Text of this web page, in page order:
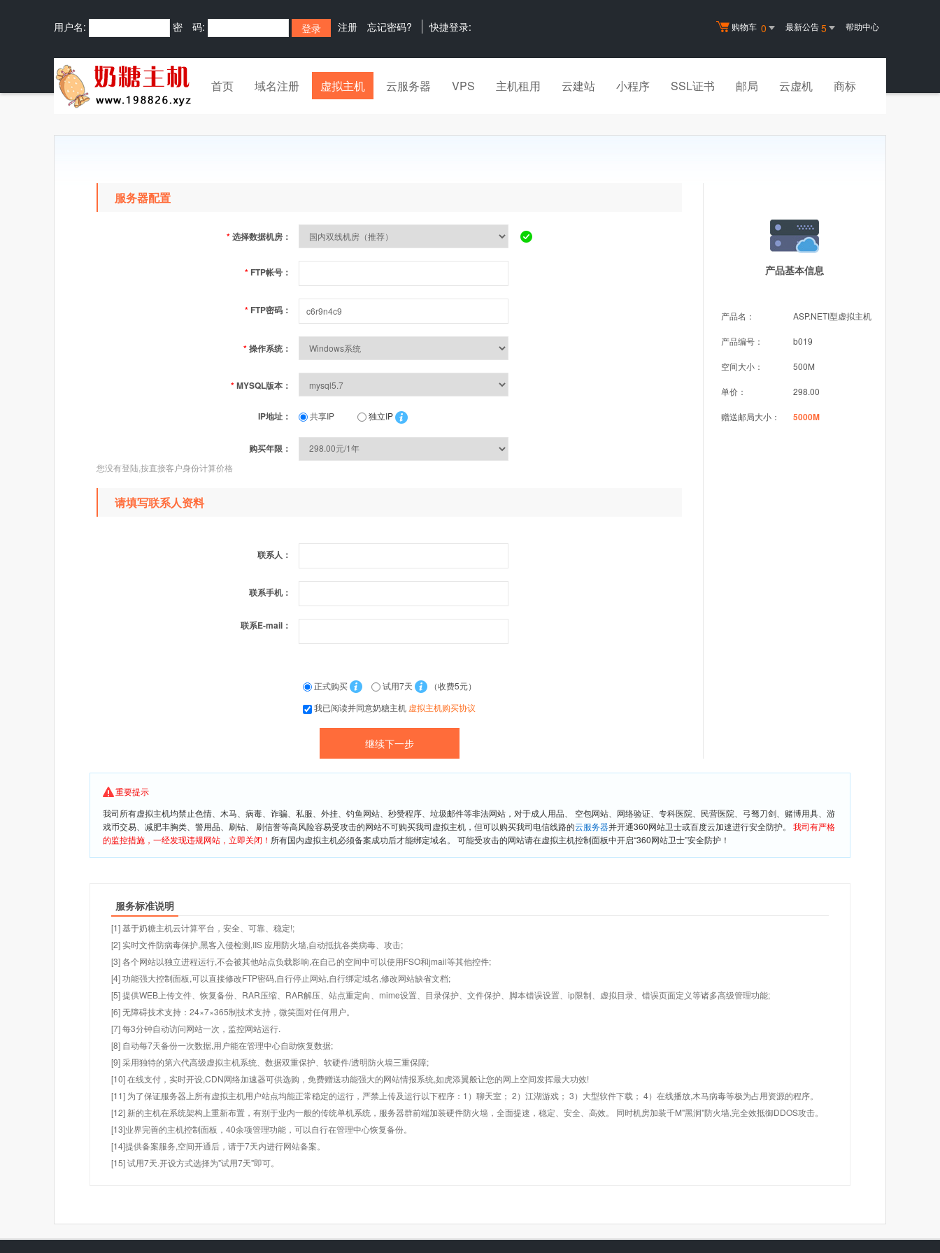
购物车 0 最新公告5 帮助中心
用户名: 密 码: 注册 忘记密码? 快捷登录:
首页 域名注册 虚拟主机 云服务器 VPS 主机租用 云建站 小程序 SSL证书 邮局 云虚机 商标
产品基本信息
产品名： ASP.NETI型虚拟主机
产品编号： b019
空间大小： 500M
单价： 298.00
赠送邮局大小： 5000M
服务器配置
*选择数据机房：
* FTP帐号：
* FTP密码：
*操作系统：
*MYSQL版本：
IP地址： 共享IP 独立IP
购买年限：
您没有登陆,按直接客户身份计算价格
请填写联系人资料
联系人：
联系手机：
联系E-mail：
正式购买 试用7天
（收费5元）
我已阅读并同意奶糖主机 虚拟主机购买协议
重要提示
我司所有虚拟主机均禁止色情、木马、病毒、诈骗、私服、外挂、钓鱼网站、秒赞程序、垃圾邮件等非法网站，对于成人用品、 空包网站、网络验证、专科医院、民营医院、弓驽刀剑、赌博用具、游
戏币交易、减肥丰胸类、警用品、刷钻、 刷信誉等高风险容易受攻击的网站不可购买我司虚拟主机，但可以购买我司电信线路的云服务器并开通360网站卫士或百度云加速进行安全防护。 我司有严格
的监控措施，一经发现违规网站，立即关闭！ 所有国内虚拟主机必须备案成功后才能绑定域名。 可能受攻击的网站请在虚拟主机控制面板中开启“360网站卫士”安全防护！
服务标准说明
[1] 基于奶糖主机云计算平台，安全、可靠、稳定!;
[2] 实时文件防病毒保护,黑客入侵检测,IIS 应用防火墙,自动抵抗各类病毒、攻击;
[3] 各个网站以独立进程运行,不会被其他站点负载影响,在自己的空间中可以使用FSO和jmail等其他控件;
[4] 功能强大控制面板,可以直接修改FTP密码,自行停止网站,自行绑定域名,修改网站缺省文档;
[5] 提供WEB上传文件、恢复备份、RAR压缩、RAR解压、站点重定向、mime设置、目录保护、文件保护、脚本错误设置、ip限制、虚拟目录、错误页面定义等诸多高级管理功能;
[6] 无障碍技术支持：24×7×365制技术支持，微笑面对任何用户。
[7] 每3分钟自动访问网站一次，监控网站运行.
[8] 自动每7天备份一次数据,用户能在管理中心自助恢复数据;
[9] 采用独特的第六代高级虚拟主机系统、数据双重保护、软硬件/透明防火墙三重保障;
[10] 在线支付，实时开设,CDN网络加速器可供选购，免费赠送功能强大的网站情报系统,如虎添翼般让您的网上空间发挥最大功效!
[11] 为了保证服务器上所有虚拟主机用户站点均能正常稳定的运行，严禁上传及运行以下程序：1）聊天室； 2）江湖游戏； 3）大型软件下载； 4）在线播放,木马病毒等极为占用资源的程序。
[12] 新的主机在系统架构上重新布置，有别于业内一般的传统单机系统，服务器群前端加装硬件防火墙，全面提速，稳定、安全、高效。 同时机房加装千M"黑洞"防火墙,完全效抵御DDOS攻击。
[13]业界完善的主机控制面板，40余项管理功能，可以自行在管理中心恢复备份。
[14]提供备案服务,空间开通后，请于7天内进行网站备案。
[15] 试用7天.开设方式选择为"试用7天"即可。